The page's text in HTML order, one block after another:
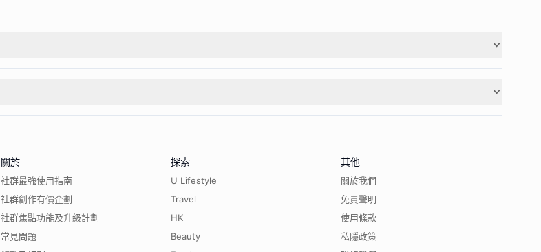
關於
社群最強使用指南
社群創作有價企劃
社群焦點功能及升級計劃
常見問題
探索
U Lifestyle
Travel
HK
Beauty
其他
關於我們
免責聲明
使用條款
私隱政策